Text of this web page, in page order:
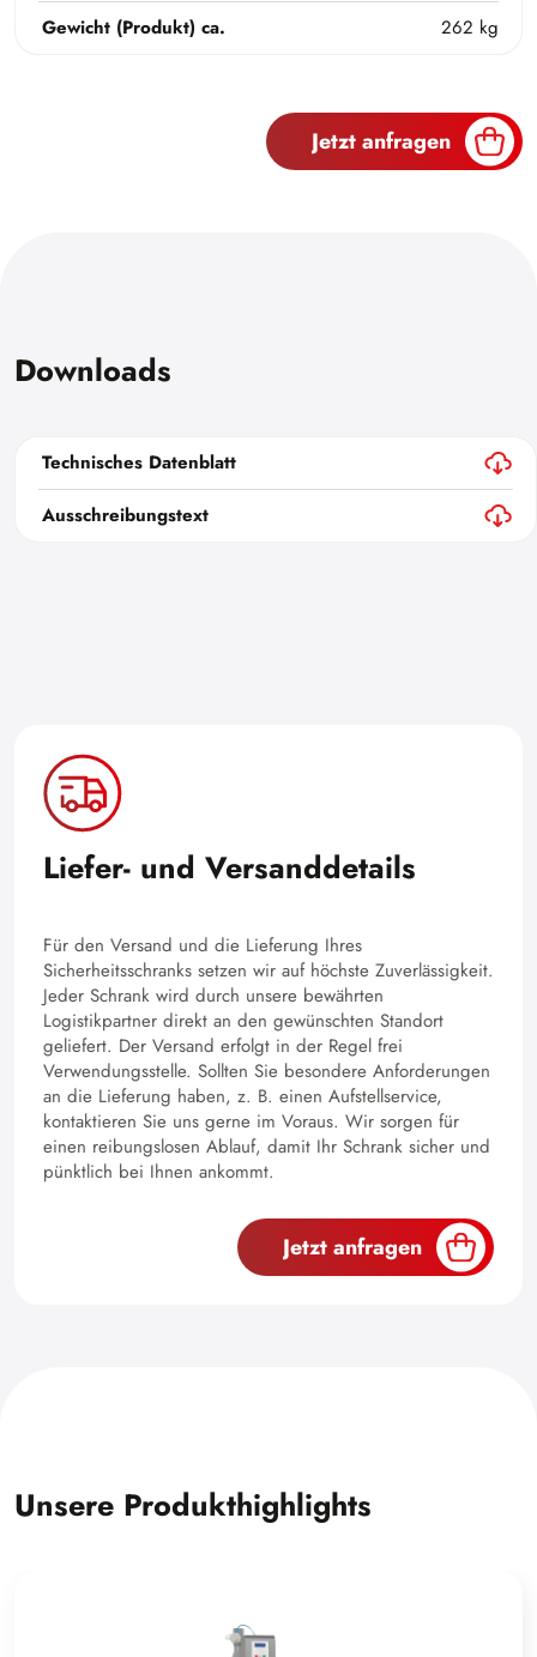
Gewicht (Produkt) ca.
262 kg
Jetzt anfragen
Downloads
Technisches Datenblatt
Ausschreibungstext
Liefer- und Versanddetails
Für den Versand und die Lieferung Ihres
Sicherheitsschranks setzen wir auf höchste Zuverlässigkeit.
Jeder Schrank wird durch unsere bewährten
Logistikpartner direkt an den gewünschten Standort
geliefert. Der Versand erfolgt in der Regel frei
Verwendungsstelle. Sollten Sie besondere Anforderungen
an die Lieferung haben, z. B. einen Aufstellservice,
kontaktieren Sie uns gerne im Voraus. Wir sorgen für
einen reibungslosen Ablauf, damit Ihr Schrank sicher und
pünktlich bei Ihnen ankommt.
Jetzt anfragen
Unsere Produkthighlights